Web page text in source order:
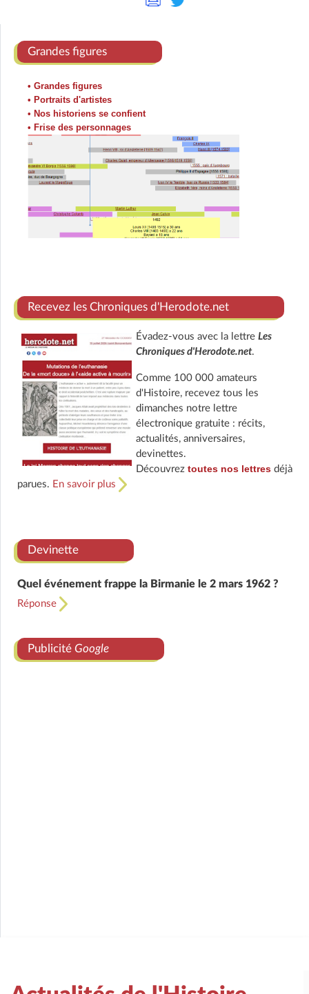
Grandes figures
• Grandes figures
• Portraits d'artistes
• Nos historiens se confient
• Frise des personnages
Recevez les Chroniques d'Herodote.net
Évadez-vous avec la lettre Les
Chroniques d'Herodote.net.
Comme 100 000 amateurs
d'Histoire, recevez tous les
dimanches notre lettre
électronique gratuite : récits,
actualités, anniversaires,
devinettes.
Découvrez toutes nos lettresdéjà
parues. En savoir plus
Devinette
Quel événement frappe la Birmanie le 2 mars 1962 ?
Réponse
Publicité Google